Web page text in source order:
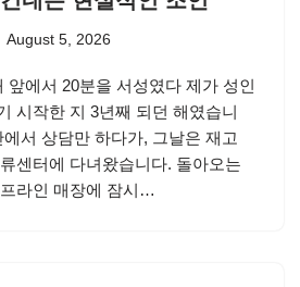
August 5, 2026
앞에서 20분을 서성였다 제가 성인
시작한 지 3년째 되던 해였습니
서 상담만 하다가, 그날은 재고
센터에 다녀왔습니다. 돌아오는
라인 매장에 잠시…